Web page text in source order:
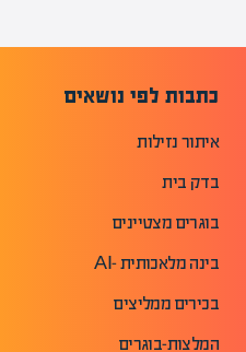
כתבות לפי נושאים
איתור נזילות
בדק בית
בוגרים מצטיינים
בינה מלאכותית -AI
בכירים ממליצים
המלצות-בוגרים